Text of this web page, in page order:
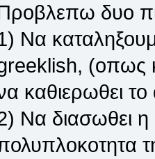
δυο
Να
(οπως
καθιερωθει το
Να διασωθει η